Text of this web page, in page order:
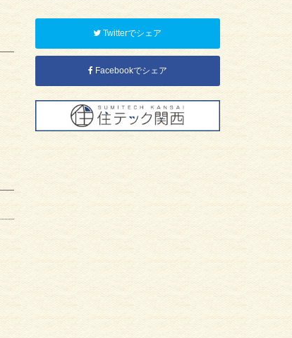
Twitterでシェア
Facebookでシェア